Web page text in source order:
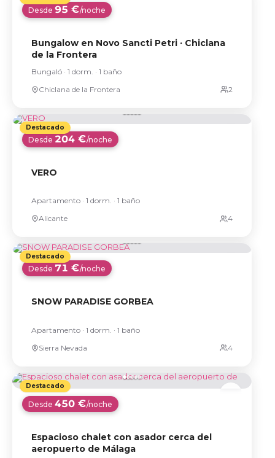
Desde95 €/noche
Bungalow en Novo Sancti Petri · Chiclana
de la Frontera
Bungaló · 1 dorm. · 1 baño
Chiclana de la Frontera
Desde 204 €/noche
VERO
Apartamento · 1 dorm. · 1 baño
Alicante
Desde 71 €/noche
SNOW PARADISE GORBEA
Apartamento · 1 dorm. · 1 baño
Sierra Nevada
Desde450 €/noche
Espacioso chalet con asador cerca del
aeropuerto de Málaga